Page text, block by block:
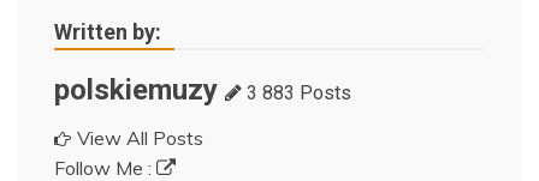
Written by:
polskiemuzy 3 883 Posts
View All Posts
Follow Me :